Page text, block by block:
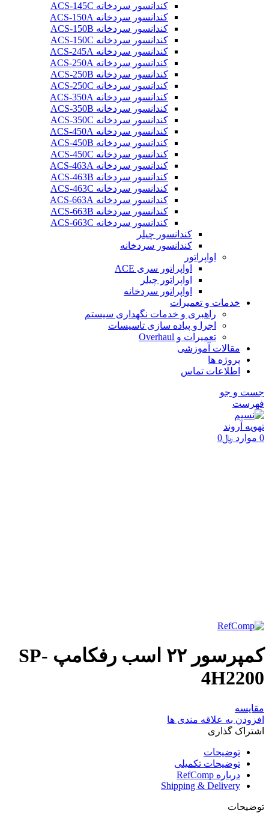
کندانسور سردخانه ACS-145C
کندانسور سردخانه ACS-150A
کندانسور سردخانه ACS-150B
کندانسور سردخانه ACS-150C
کندانسور سردخانه ACS-245A
کندانسور سردخانه ACS-250A
کندانسور سردخانه ACS-250B
کندانسور سردخانه ACS-250C
کندانسور سردخانه ACS-350A
کندانسور سردخانه ACS-350B
کندانسور سردخانه ACS-350C
کندانسور سردخانه ACS-450A
کندانسور سردخانه ACS-450B
کندانسور سردخانه ACS-450C
کندانسور سردخانه ACS-463A
کندانسور سردخانه ACS-463B
کندانسور سردخانه ACS-463C
کندانسور سردخانه ACS-663A
کندانسور سردخانه ACS-663B
کندانسور سردخانه ACS-663C
کندانسور چیلر
کندانسور سردخانه
اواپراتور
اواپراتور سری ACE
اواپراتور چیلر
اواپراتور سردخانه
خدمات و تعمیرات
راهبری و خدمات نگهداری سیستم
اجرا و پیاده سازی تاسیسات
تعمیرات و Overhaul
مقالات آموزشی
پروژه ها
اطلاعات تماس
جست و جو
فهرست
0 موارد ﷼0
کمپرسور ۲۲ اسب رفکامپ SP-
4H2200
مقایسه
افزودن به علاقه مندی ها
اشتراک گذاری
توضیحات
توضیحات تکمیلی
درباره RefComp
Shipping & Delivery
توضیحات